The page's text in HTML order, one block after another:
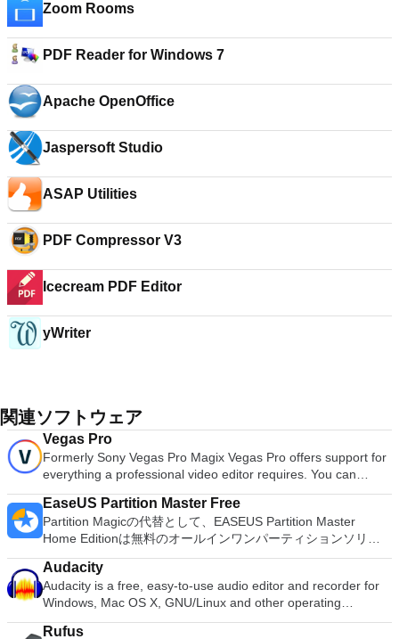
Zoom Rooms
PDF Reader for Windows 7
Apache OpenOffice
Jaspersoft Studio
ASAP Utilities
PDF Compressor V3
Icecream PDF Editor
yWriter
関連ソフトウェア
Vegas Pro
Formerly Sony Vegas Pro Magix Vegas Pro offers support for
everything a professional video editor requires. You can
import media from multiple devices (including HD video), use
more than 300 filters and special effects, and use specific
tools to work with text layers and subtitles. The app also lets
you easily optimize the image quality of your content with
various tools. Key features: Great for producing professional
audio and sound. Stacks of audio and video effects and
filters. Support for lots of formats, including HD. Thoroughly
documented. Covers all professional needs. The app has a
huge number of sound effects to choose from, support for
EaseUS Partition Master Free
Partition Magicの代替として、EASEUS Partition Master
Home Editionは無料のオールインワンパーティションソリュ
ーションおよびディスク管理ユーティリティです。パーティシ
ョンの拡張（特にシステムドライブ用）、ディスク領域の管
理、MBRおよびGUIDパーティションテーブル（GPT）ディス
クのディスク領域不足の問題の解決を可能にします。 パーテ
ィションのサイズ変更/移動システムドライブを拡張するディ
Audacity
Audacity is a free, easy-to-use audio editor and recorder for
Windows, Mac OS X, GNU/Linux and other operating
systems. You can use Audacity to: Record live audio. Convert
Rufus